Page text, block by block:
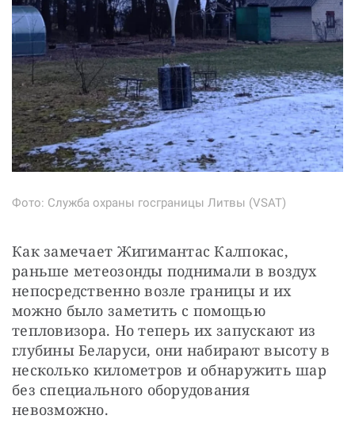
Фото: Служба охраны госграницы Литвы (VSAT)
Как замечает Жигимантас Калпокас,
раньше метеозонды поднимали в воздух
непосредственно возле границы и их
можно было заметить с помощью
тепловизора. Но теперь их запускают из
глубины Беларуси, они набирают высоту в
несколько километров и обнаружить шар
без специального оборудования
невозможно.